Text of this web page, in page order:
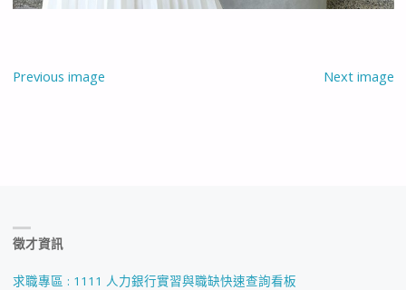
Previous image Next image
徵才資訊
求職專區 : 1111 人力銀行實習與職缺快速查詢看板